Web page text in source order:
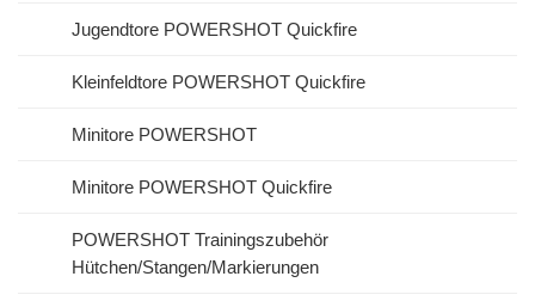
Jugendtore POWERSHOT Quickfire
Kleinfeldtore POWERSHOT Quickfire
Minitore POWERSHOT
Minitore POWERSHOT Quickfire
POWERSHOT Trainingszubehör
Hütchen/Stangen/Markierungen